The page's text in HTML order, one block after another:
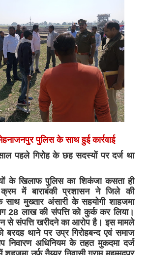
पुलिस के साथ हुई कार्रवाई
पहले गिरोह के छह सदस्यों पर दर्ज था
के खिलाफ पुलिस का शिकंजा कसता ही
में बाराबंकी प्रशासन ने जिले की
मुख्तार अंसारी के सहयोगी शाहजमा
28 लाख की संपत्ति को कुर्क कर लिया।
से संपत्ति खरीदने का आरोप है। इस मामले
थाने पर उप्र गिरोहबन्द एवं समाज
निवारण अधिनियम के तहत मुकदमा दर्ज